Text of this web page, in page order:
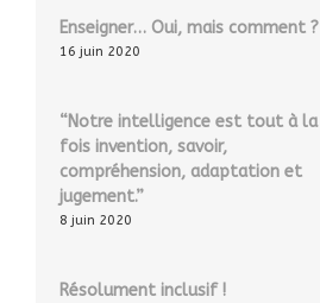
Enseigner… Oui, mais comment ?
16 juin 2020
“Notre intelligence est tout à la
fois invention, savoir,
compréhension, adaptation et
jugement.”
8 juin 2020
Résolument inclusif !